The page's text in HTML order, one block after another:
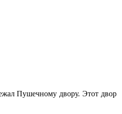
Пушечному двору. Этот двор